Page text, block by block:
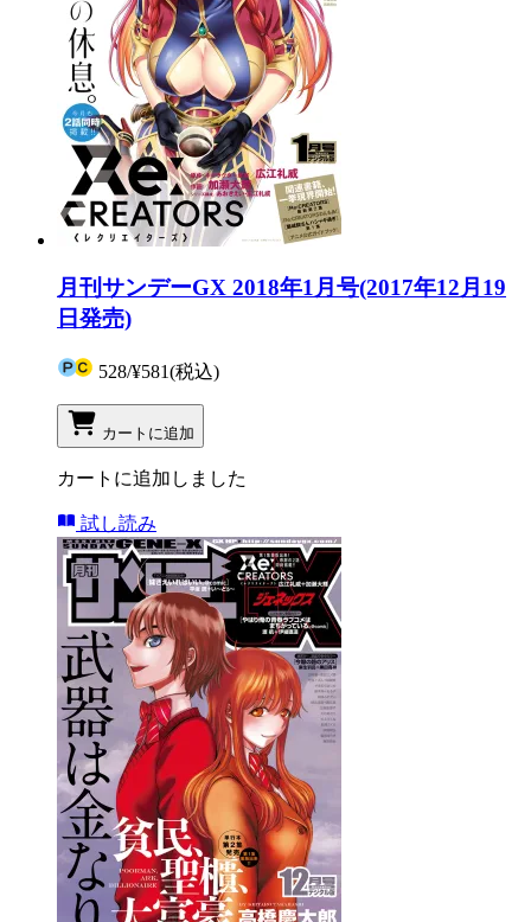
月刊サンデーGX 2018年1月号(2017年12月19
日発売)
528/¥581(税込)
カートに追加
カートに追加しました
試し読み